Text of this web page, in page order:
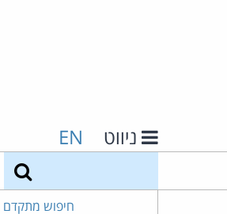
ניווט EN
חיפוש מתקדם